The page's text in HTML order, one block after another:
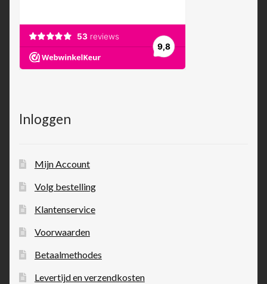
Inloggen
Mijn Account
Volg bestelling
Klantenservice
Voorwaarden
Betaalmethodes
Levertijd en verzendkosten